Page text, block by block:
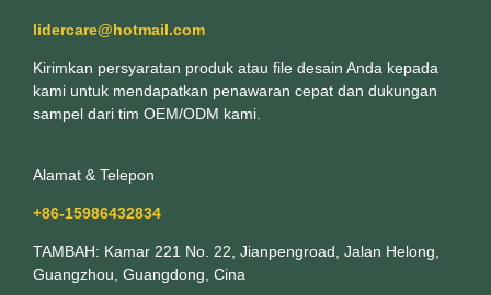
lidercare@hotmail.com
Kirimkan persyaratan produk atau file desain Anda kepada
kami untuk mendapatkan penawaran cepat dan dukungan
sampel dari tim OEM/ODM kami.
Alamat & Telepon
+86-15986432834
TAMBAH: Kamar 221 No. 22, Jianpengroad, Jalan Helong,
Guangzhou, Guangdong, Cina